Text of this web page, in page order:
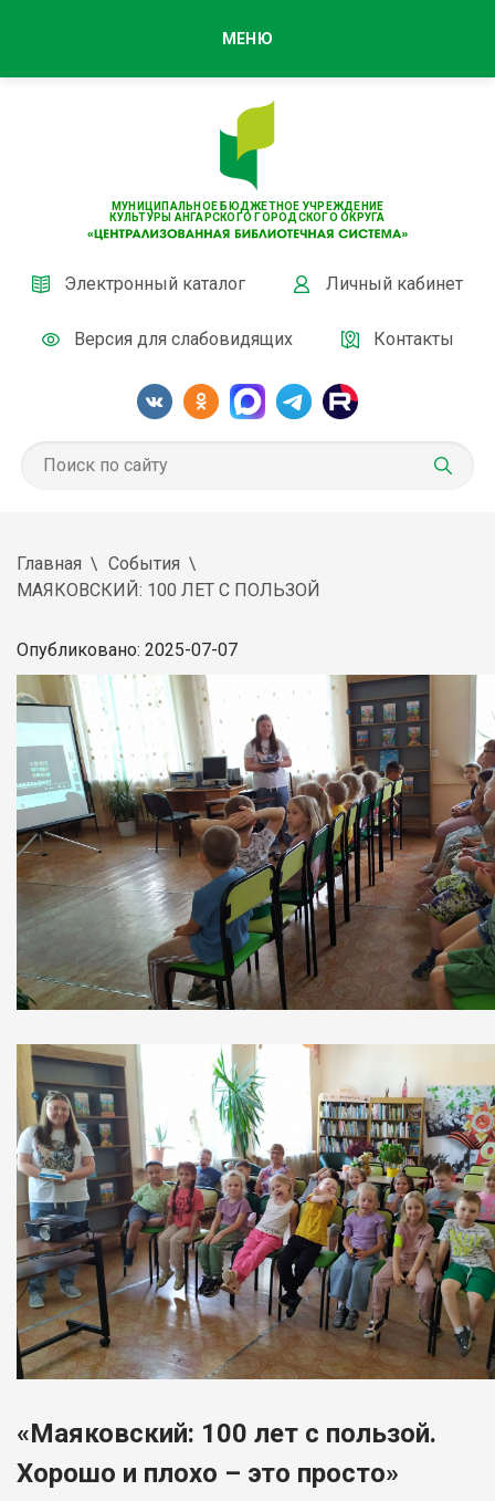
МУНИЦИПАЛЬНОЕ БЮДЖЕТНОЕ УЧРЕЖДЕНИЕ
КУЛЬТУРЫ АНГАРСКОГО ГОРОДСКОГО ОКРУГА
Электронный каталог Личный кабинет
Версия для слабовидящих Контакты
МЕНЮ
Главная
События
МАЯКОВСКИЙ: 100 ЛЕТ С ПОЛЬЗОЙ
Опубликовано: 2025-07-07
«Маяковский: 100 лет с пользой.
Хорошо и плохо – это просто»